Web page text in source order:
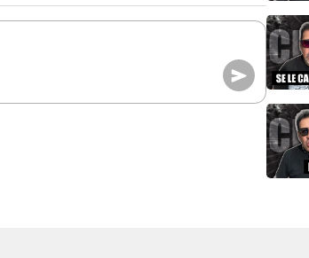
Mendoza. Todas las denuncias que
su actuar sinuoso durante sus dos
semejante rosario de acusaciones,
de hablar de lucha contra la
por cierto, avanzan a paso de